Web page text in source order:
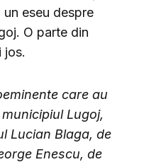
eseu despre
O parte din
jos.
care au
Lugoj,
Lucian Blaga, de
Enescu, de